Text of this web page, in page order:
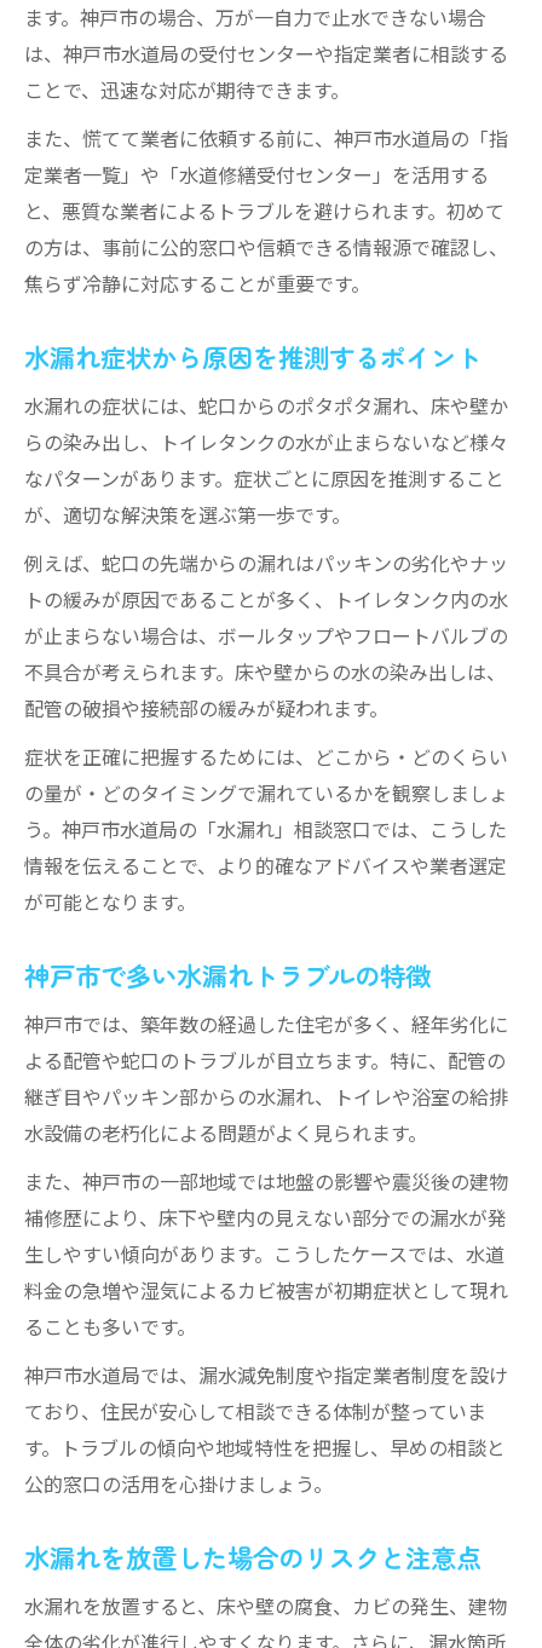
水漏れで悪質業者を避ける見極めのコツ
神戸市の悪質水道業者に注意するポイント
水漏れ修理で高額請求を防ぐ注意点
トラブル事例から学ぶ水漏れ対処法
水漏れ時に役立つ安心な相談方法とは
水道局の制度を活用した安心対策
水漏れ時に知っておくべき漏水減免制度
神戸市水道局の水漏れ相談窓口の活用法
水漏れ修理で活用できる市のサポート制度
安心できる水道局指定業者の選び方
水漏れに悩んだ時の相談窓口ガイド
水漏れ発生時に迷わない相談窓口の選び方
神戸市水道修繕受付センターの活用ポイン
ト
水漏れ相談で知っておきたい受付時間と流
れ
水回りトラブルの相談先を比較する際の注
意点
集合住宅と戸建て別の水漏れ相談方法
ます。神戸市の場合、万が一自力で止水できない場合
は、神戸市水道局の受付センターや指定業者に相談する
ことで、迅速な対応が期待できます。
また、慌てて業者に依頼する前に、神戸市水道局の「指
定業者一覧」や「水道修繕受付センター」を活用する
と、悪質な業者によるトラブルを避けられます。初めて
の方は、事前に公的窓口や信頼できる情報源で確認し、
焦らず冷静に対応することが重要です。
水漏れ症状から原因を推測するポイント
水漏れの症状には、蛇口からのポタポタ漏れ、床や壁か
らの染み出し、トイレタンクの水が止まらないなど様々
なパターンがあります。症状ごとに原因を推測すること
が、適切な解決策を選ぶ第一歩です。
例えば、蛇口の先端からの漏れはパッキンの劣化やナッ
トの緩みが原因であることが多く、トイレタンク内の水
が止まらない場合は、ボールタップやフロートバルブの
不具合が考えられます。床や壁からの水の染み出しは、
配管の破損や接続部の緩みが疑われます。
症状を正確に把握するためには、どこから・どのくらい
の量が・どのタイミングで漏れているかを観察しましょ
う。神戸市水道局の「水漏れ」相談窓口では、こうした
情報を伝えることで、より的確なアドバイスや業者選定
が可能となります。
神戸市で多い水漏れトラブルの特徴
神戸市では、築年数の経過した住宅が多く、経年劣化に
よる配管や蛇口のトラブルが目立ちます。特に、配管の
継ぎ目やパッキン部からの水漏れ、トイレや浴室の給排
水設備の老朽化による問題がよく見られます。
また、神戸市の一部地域では地盤の影響や震災後の建物
補修歴により、床下や壁内の見えない部分での漏水が発
生しやすい傾向があります。こうしたケースでは、水道
料金の急増や湿気によるカビ被害が初期症状として現れ
ることも多いです。
神戸市水道局では、漏水減免制度や指定業者制度を設け
ており、住民が安心して相談できる体制が整っていま
す。トラブルの傾向や地域特性を把握し、早めの相談と
公的窓口の活用を心掛けましょう。
水漏れを放置した場合のリスクと注意点
水漏れを放置すると、床や壁の腐食、カビの発生、建物
全体の劣化が進行しやすくなります。さらに、漏水箇所